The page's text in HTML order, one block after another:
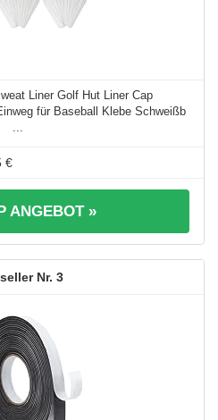
Liner Golf Hut Liner Cap
für Baseball Klebe Schweißb
€
ANGEBOT »
3